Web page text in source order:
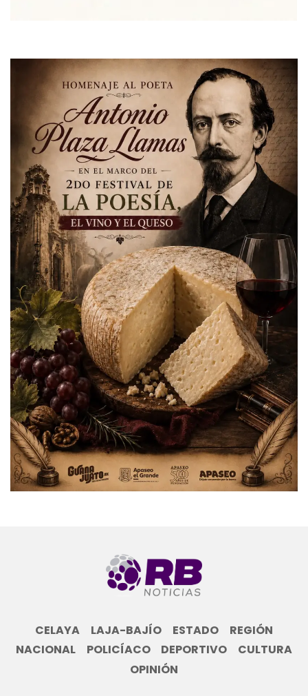
CELAYA LAJA-BAJÍO ESTADO
REGIÓN
NACIONAL
POLICÍACO DEPORTIVO
CULTURA
OPINIÓN